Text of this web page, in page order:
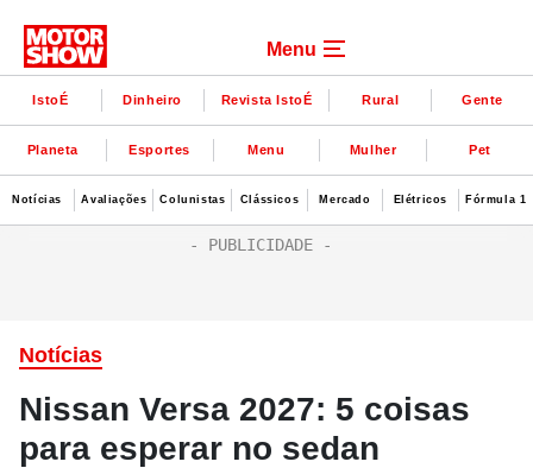
Menu
IstoÉ Dinheiro Revista IstoÉ Rural Gente
Planeta Esportes Menu Mulher Pet
Notícias Avaliações Colunistas Clássicos Mercado Elétricos Fórmula 1
Notícias
Nissan Versa 2027: 5 coisas
para esperar no sedan